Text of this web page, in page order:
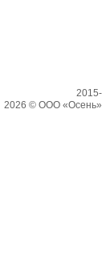
2015-
2026 © ООО «Осень»